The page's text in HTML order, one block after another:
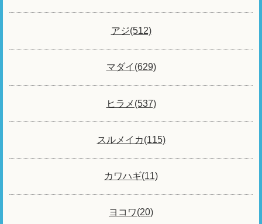
アジ(512)
マダイ(629)
ヒラメ(537)
スルメイカ(115)
カワハギ(11)
ヨコワ(20)